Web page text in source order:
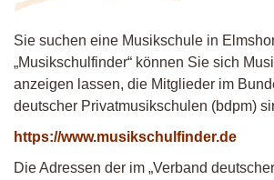
Sie suchen eine Musikschule in
„Musikschulfinder“ können Sie sich
anzeigen lassen, die Mitglieder im
deutscher Privatmusikschulen (bdpm)
https://www.musikschulfinder.de
Die Adressen der im „Verband